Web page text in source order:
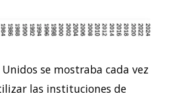
se mostraba cada vez
las instituciones de